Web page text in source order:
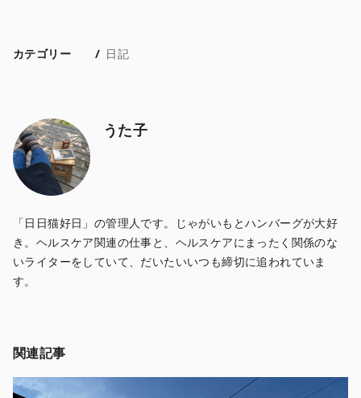
カテゴリー 日記
うた子
「日日猫好日」の管理人です。じゃがいもとハンバーグが大好
き。ヘルスケア関連の仕事と、ヘルスケアにまったく関係のな
いライターをしていて、だいたいいつも締切に追われていま
す。
関連記事